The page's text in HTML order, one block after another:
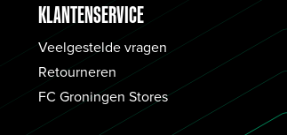
KLANTENSERVICE
Veelgestelde vragen
Retourneren
FC Groningen Stores